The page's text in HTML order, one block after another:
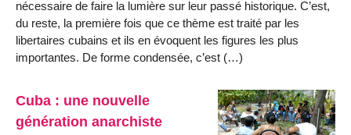
nécessaire de faire la lumière sur leur passé historique. C’est,
du reste, la première fois que ce thème est traité par les
libertaires cubains et ils en évoquent les figures les plus
importantes. De forme condensée, c’est (…)
Cuba : une nouvelle
génération anarchiste